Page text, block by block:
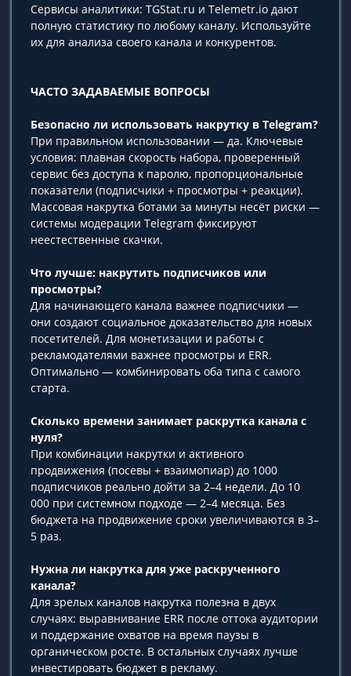
Сервисы аналитики: TGStat.ru и Telemetr.io дают
полную статистику по любому каналу. Используйте
их для анализа своего канала и конкурентов.
ЧАСТО ЗАДАВАЕМЫЕ ВОПРОСЫ
Безопасно ли использовать накрутку в Telegram?
При правильном использовании — да. Ключевые
условия: плавная скорость набора, проверенный
сервис без доступа к паролю, пропорциональные
показатели (подписчики + просмотры + реакции).
Массовая накрутка ботами за минуты несёт риски —
системы модерации Telegram фиксируют
неестественные скачки.
Что лучше: накрутить подписчиков или
просмотры?
Для начинающего канала важнее подписчики —
они создают социальное доказательство для новых
посетителей. Для монетизации и работы с
рекламодателями важнее просмотры и ERR.
Оптимально — комбинировать оба типа с самого
старта.
Сколько времени занимает раскрутка канала с
нуля?
При комбинации накрутки и активного
продвижения (посевы + взаимопиар) до 1000
подписчиков реально дойти за 2–4 недели. До 10
000 при системном подходе — 2–4 месяца. Без
бюджета на продвижение сроки увеличиваются в 3–
5 раз.
Нужна ли накрутка для уже раскрученного
канала?
Для зрелых каналов накрутка полезна в двух
случаях: выравнивание ERR после оттока аудитории
и поддержание охватов на время паузы в
органическом росте. В остальных случаях лучше
инвестировать бюджет в рекламу.